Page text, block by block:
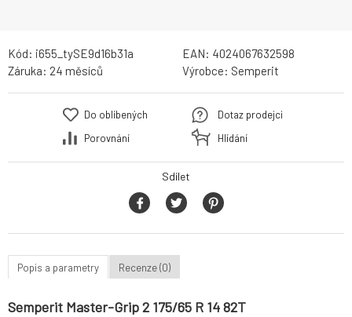
Kód: i655_tySE9d16b31a EAN: 4024067632598
Záruka: 24 měsíců Výrobce: Semperit
Do oblíbených
Porovnání
Dotaz prodejci
Hlídání
Sdílet
Popis a parametry Recenze (0)
Semperit Master-Grip 2 175/65 R 14 82T